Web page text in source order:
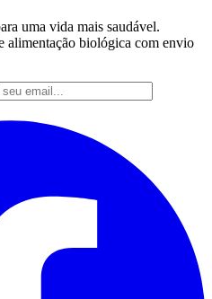
uma vida mais saudável.
alimentação biológica com envio